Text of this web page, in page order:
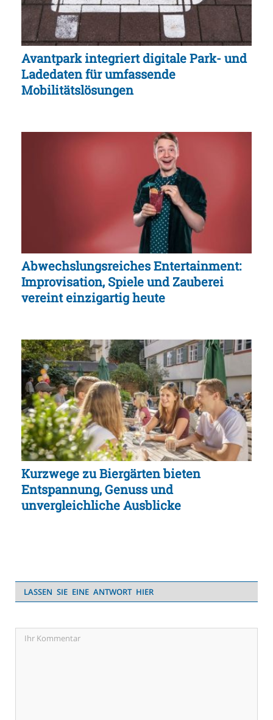
Avantpark integriert digitale Park- und
Ladedaten für umfassende
Mobilitätslösungen
Abwechslungsreiches Entertainment:
Improvisation, Spiele und Zauberei
vereint einzigartig heute
Kurzwege zu Biergärten bieten
Entspannung, Genuss und
unvergleichliche Ausblicke
LASSEN SIE EINE ANTWORT HIER